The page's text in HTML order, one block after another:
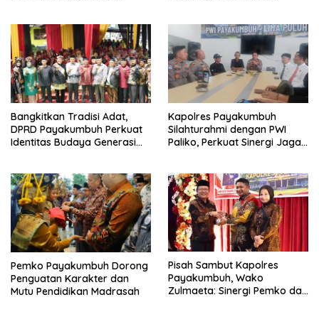
Kampus Bereputasi Global
Bangkitkan Tradisi Adat,
DPRD Payakumbuh Perkuat
Identitas Budaya Generasi
Kapolres Payakumbuh
Silahturahmi dengan PWI
Paliko, Perkuat Sinergi Jaga
Pemko Payakumbuh Dorong
Penguatan Karakter dan
Mutu Pendidikan Madrasah
Pisah Sambut Kapolres
Payakumbuh, Wako
Zulmaeta: Sinergi Pemko dan